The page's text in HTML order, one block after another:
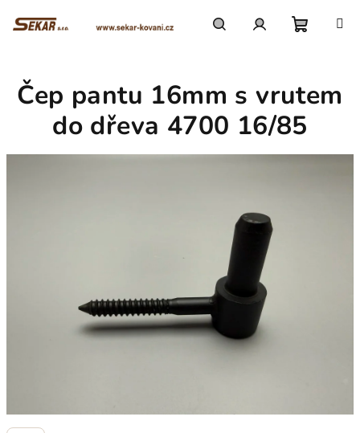
košík
Čep pantu 16mm s vrutem
do dřeva 4700 16/85